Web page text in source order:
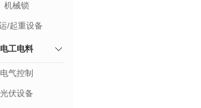
机械锁
/起重设备
电工电料
电气控制
光伏设备